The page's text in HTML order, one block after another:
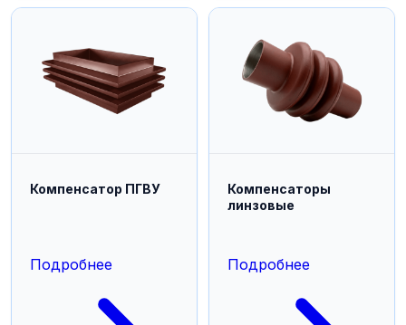
Компенсатор ПГВУ
Подробнее
Компенсаторы
линзовые
Подробнее